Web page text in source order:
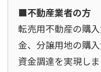
■不動産業者の方
転売用不動産の購
金、分譲用地の購
資金調達を実現しま